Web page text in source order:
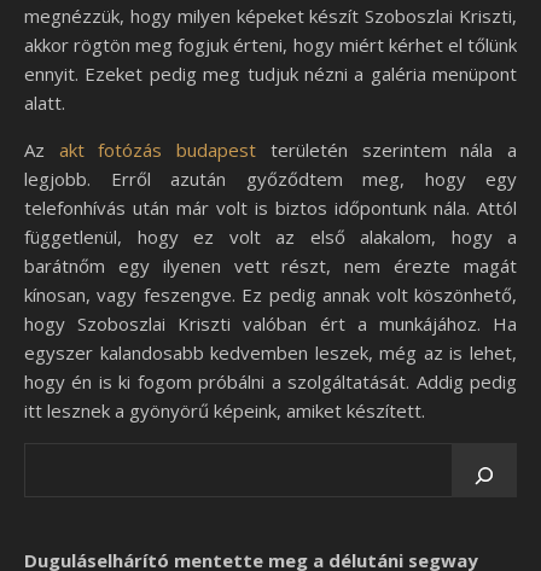
megnézzük, hogy milyen képeket készít Szoboszlai Kriszti,
akkor rögtön meg fogjuk érteni, hogy miért kérhet el tőlünk
ennyit. Ezeket pedig meg tudjuk nézni a galéria menüpont
alatt.
Az akt fotózás budapest területén szerintem nála a
legjobb. Erről azután győződtem meg, hogy egy
telefonhívás után már volt is biztos időpontunk nála. Attól
függetlenül, hogy ez volt az első alakalom, hogy a
barátnőm egy ilyenen vett részt, nem érezte magát
kínosan, vagy feszengve. Ez pedig annak volt köszönhető,
hogy Szoboszlai Kriszti valóban ért a munkájához. Ha
egyszer kalandosabb kedvemben leszek, még az is lehet,
hogy én is ki fogom próbálni a szolgáltatását. Addig pedig
itt lesznek a gyönyörű képeink, amiket készített.
Duguláselhárító mentette meg a délutáni segway